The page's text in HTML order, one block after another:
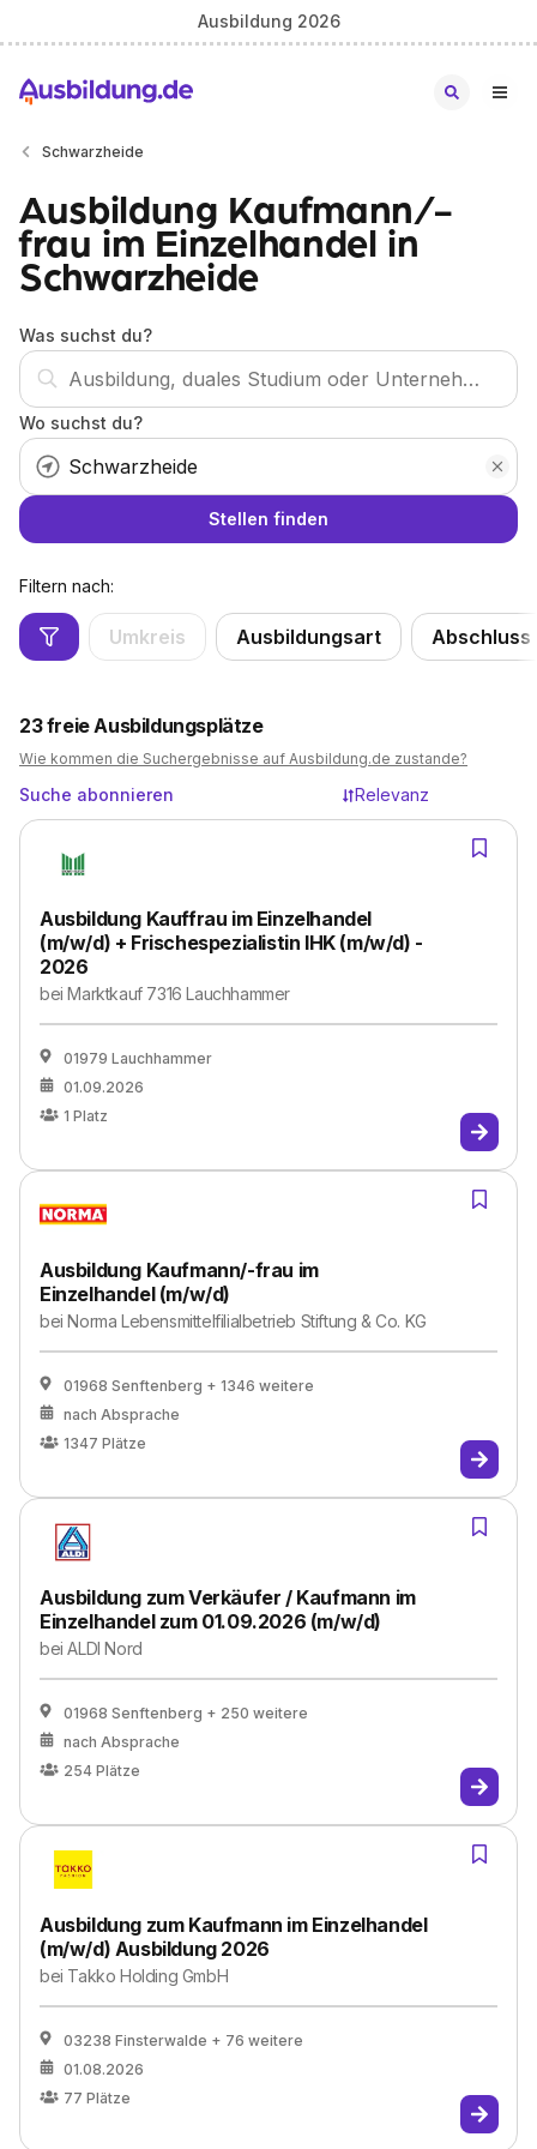
Ausbildung 2026
Schwarzheide
Ausbildung Kaufmann/-
frau im Einzelhandel in
Schwarzheide
Was suchst du?
Wo suchst du?
Stellen finden
Filtern nach:
Umkreis Ausbildungsart Abschluss
23freie Ausbildungsplätze
Wie kommen die Suchergebnisse auf Ausbildung.de zustande?
Suche abonnieren Relevanz
Ausbildung Kauffrau im Einzelhandel
(m/w/d) + Frischespezialistin IHK (m/w/d) -
2026
beiMarktkauf 7316 Lauchhammer
01979 Lauchhammer
01.09.2026
1 Platz
Ausbildung Kaufmann/-frau im
Einzelhandel (m/w/d)
beiNorma Lebensmittelfilialbetrieb Stiftung & Co. KG
01968 Senftenberg + 1346 weitere
nach Absprache
1347 Plätze
Ausbildung zum Verkäufer / Kaufmann im
Einzelhandel zum 01.09.2026 (m/w/d)
beiALDI Nord
01968 Senftenberg + 250 weitere
nach Absprache
254 Plätze
Ausbildung zum Kaufmann im Einzelhandel
(m/w/d) Ausbildung 2026
bei Takko Holding GmbH
03238 Finsterwalde + 76 weitere
01.08.2026
77 Plätze